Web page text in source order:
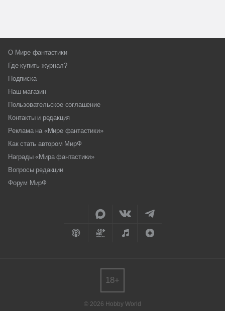
О Мире фантастики
Где купить журнал?
Подписка
Наш магазин
Пользовательское соглашение
Контакты и редакция
Реклама на «Мире фантастики»
Как стать автором МирФ
Награды «Мира фантастики»
Вопросы редакции
Форум МирФ
© 2026 Hobby World
18+